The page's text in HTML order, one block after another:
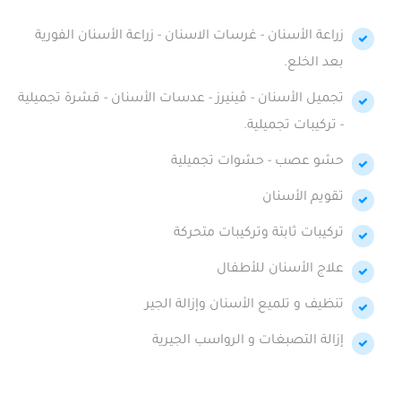
زراعة الأسنان - غرسات الاسنان - زراعة الأسنان الفورية
بعد الخلع.
تجميل الأسنان - ڤينيرز - عدسات الأسنان - قشرة تجميلية
- تركيبات تجميلية.
حشو عصب - حشوات تجميلية
تقويم الأسنان
تركيبات ثابتة وتركيبات متحركة
علاج الأسنان للأطفال
تنظيف و تلميع الأسنان وإزالة الجير
إزالة التصبغات و الرواسب الجيرية